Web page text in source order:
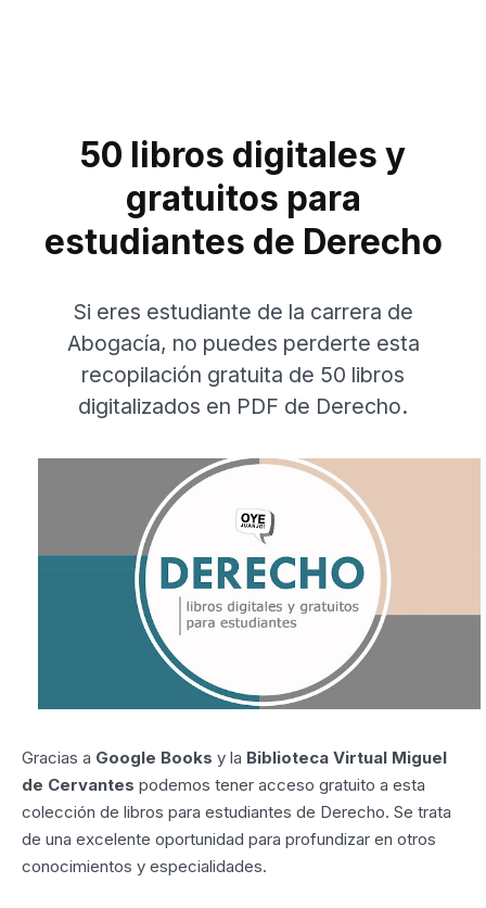
50 libros digitales y
gratuitos para
estudiantes de Derecho
Si eres estudiante de la carrera de
Abogacía, no puedes perderte esta
recopilación gratuita de 50 libros
digitalizados en PDF de Derecho.
Gracias a Google Books y la Biblioteca Virtual Miguel
de Cervantes podemos tener acceso gratuito a esta
colección de libros para estudiantes de Derecho. Se trata
de una excelente oportunidad para profundizar en otros
conocimientos y especialidades.